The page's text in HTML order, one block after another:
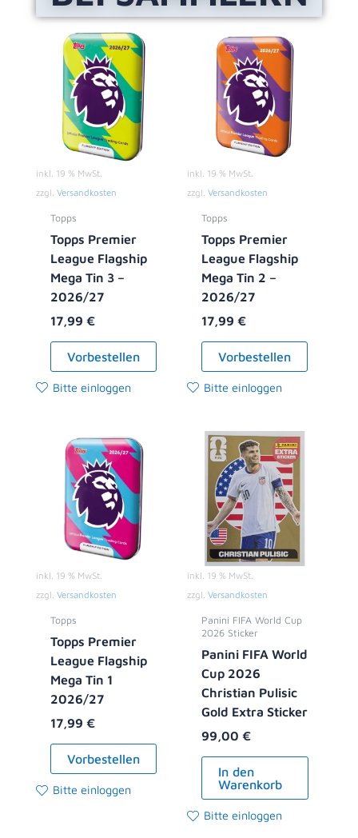
inkl. 19 % MwSt.
zzgl. Versandkosten
Topps
Topps Premier
League Flagship
Mega Tin 3 –
2026/27
17,99 €
Vorbestellen
Bitte einloggen
inkl. 19 % MwSt.
zzgl. Versandkosten
Topps
Topps Premier
League Flagship
Mega Tin 2 –
2026/27
17,99 €
Vorbestellen
Bitte einloggen
inkl. 19 % MwSt.
zzgl. Versandkosten
Topps
Topps Premier
League Flagship
Mega Tin 1
2026/27
17,99 €
Vorbestellen
Bitte einloggen
inkl. 19 % MwSt.
zzgl. Versandkosten
Panini FIFA World Cup
2026 Sticker
Panini FIFA World
Cup 2026
Christian Pulisic
Gold Extra Sticker
99,00 €
In den
Warenkorb
Bitte einloggen